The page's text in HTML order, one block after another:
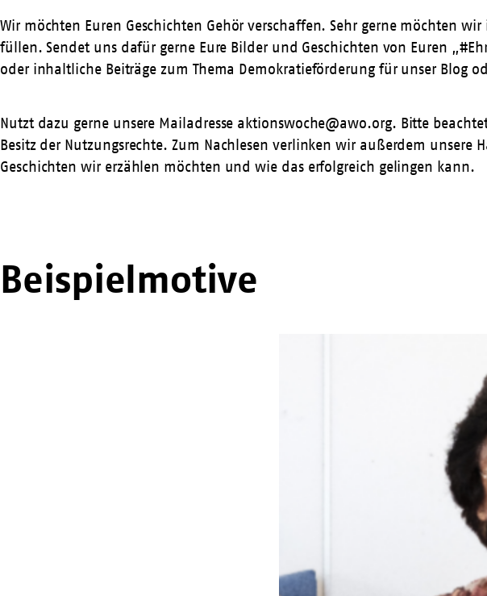
Wir möchten Euren Geschichten Gehör verschaffen. Sehr gerne möchten
füllen. Sendet uns dafür gerne Eure Bilder und Geschichten von Euren
oder inhaltliche Beiträge zum Thema Demokratieförderung für unser Blog
Nutzt dazu gerne unsere Mailadresse aktionswoche@awo.org. Bitte
Besitz der Nutzungsrechte. Zum Nachlesen verlinken wir außerdem
Geschichten wir erzählen möchten und wie das erfolgreich gelingen kann.
Beispielmotive